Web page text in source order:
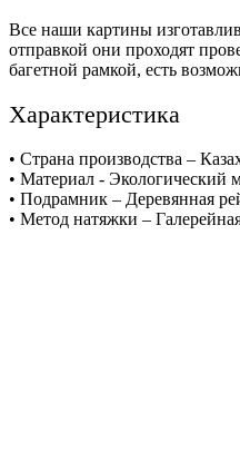
Все наши картины
отправкой они проходят
багетной рамкой, есть
Характеристика
• Страна производства –
• Материал - Экологический
• Подрамник – Деревянная
• Метод натяжки –